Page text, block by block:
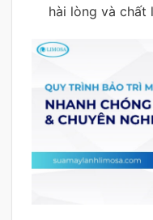
hài lòng và chất